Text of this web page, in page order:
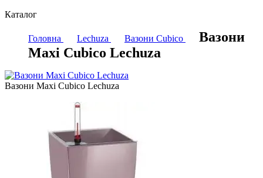
Каталог
Головна Lechuza Вазони Cubico
Вазони
Maxi Cubico Lechuza
Вазони Maxi Cubico Lechuza